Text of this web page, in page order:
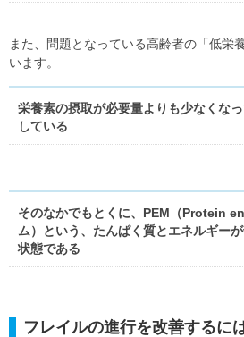
また、問題となっている高齢者の「低栄
います。
栄養素の摂取が必要量よりも少なくな
している
そのなかでもとくに、 PEM（Protein
ム）
という、たんぱく質とエネルギー
状態である
フレイルの進行を改善するに